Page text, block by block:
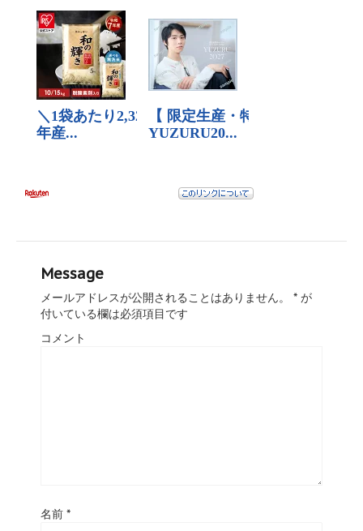
Message
メールアドレスが公開されることはありません。 * が
付いている欄は必須項目です
コメント
名前 *